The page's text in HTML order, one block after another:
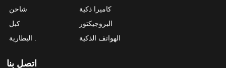
شاحن
كبل
البطارية .
كاميرا ذكية
البروجيكتور
الهواتف الذكية
اتصل بنا